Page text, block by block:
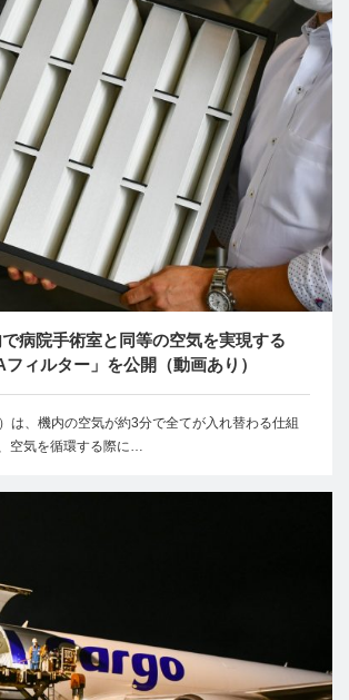
病院手術室と同等の空気を実現する
フィルター」を公開（動画あり）
は、機内の空気が約3分で全てが入れ替わる仕組
空気を循環する際に…